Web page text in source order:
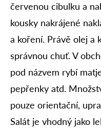
červenou cibulku a
kousky nakrájené
a koření. Právě olej a
správnou chuť. V
pod názvem rybí
pepřenky atd.
pouze orientační,
Salát je vhodný jako